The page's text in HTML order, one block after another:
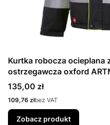
Kurtka robocza ocieplana
ostrzegawcza oxford
Cena
135,00 zł
Cena
109,76 złbez VAT
Zobacz produkt